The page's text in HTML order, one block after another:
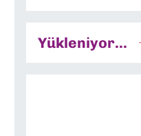
Yükleniyor...